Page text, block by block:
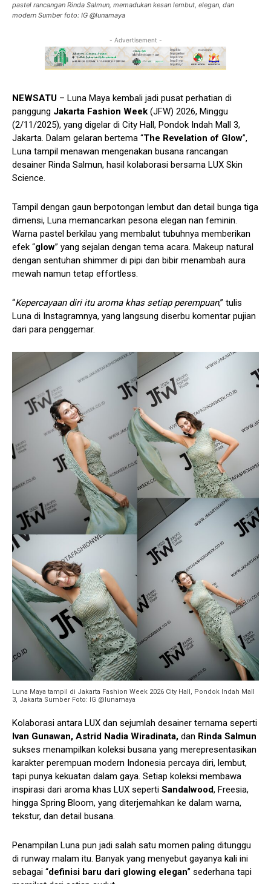
pastel rancangan Rinda Salmun, memadukan kesan lembut, elegan, dan
modern Sumber foto: IG @lunamaya
- Advertisement -
NEWSATU – Luna Maya kembali jadi pusat perhatian di
panggung Jakarta Fashion Week (JFW) 2026, Minggu
(2/11/2025), yang digelar di City Hall, Pondok Indah Mall 3,
Jakarta. Dalam gelaran bertema “The Revelation of Glow”,
Luna tampil menawan mengenakan busana rancangan
desainer Rinda Salmun, hasil kolaborasi bersama LUX Skin
Science.
Tampil dengan gaun berpotongan lembut dan detail bunga tiga
dimensi, Luna memancarkan pesona elegan nan feminin.
Warna pastel berkilau yang membalut tubuhnya memberikan
efek “glow” yang sejalan dengan tema acara. Makeup natural
dengan sentuhan shimmer di pipi dan bibir menambah aura
mewah namun tetap effortless.
“Kepercayaan diri itu aroma khas setiap perempuan,” tulis
Luna di Instagramnya, yang langsung diserbu komentar pujian
dari para penggemar.
Luna Maya tampil di Jakarta Fashion Week 2026 City Hall, Pondok Indah Mall
3, Jakarta Sumber Foto: IG @lunamaya
Kolaborasi antara LUX dan sejumlah desainer ternama seperti
Ivan Gunawan, Astrid Nadia Wiradinata, dan Rinda Salmun
sukses menampilkan koleksi busana yang merepresentasikan
karakter perempuan modern Indonesia percaya diri, lembut,
tapi punya kekuatan dalam gaya. Setiap koleksi membawa
inspirasi dari aroma khas LUX seperti Sandalwood, Freesia,
hingga Spring Bloom, yang diterjemahkan ke dalam warna,
tekstur, dan detail busana.
Penampilan Luna pun jadi salah satu momen paling ditunggu
di runway malam itu. Banyak yang menyebut gayanya kali ini
sebagai “definisi baru dari glowing elegan” sederhana tapi